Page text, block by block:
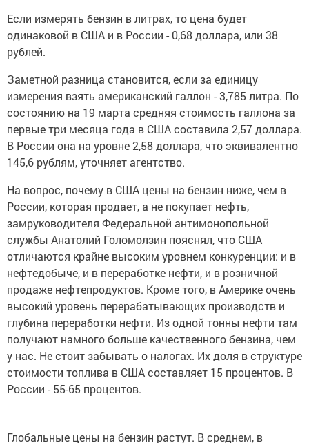
Если измерять бензин в литрах, то цена будет
одинаковой в США и в России - 0,68 доллара, или 38
рублей.
Заметной разница становится, если за единицу
измерения взять американский галлон - 3,785 литра. По
состоянию на 19 марта средняя стоимость галлона за
первые три месяца года в США составила 2,57 доллара.
В России она на уровне 2,58 доллара, что эквивалентно
145,6 рублям, уточняет агентство.
На вопрос, почему в США цены на бензин ниже, чем в
России, которая продает, а не покупает нефть,
замруководителя Федеральной антимонопольной
службы Анатолий Голомолзин пояснял, что США
отличаются крайне высоким уровнем конкуренции: и в
нефтедобыче, и в переработке нефти, и в розничной
продаже нефтепродуктов. Кроме того, в Америке очень
высокий уровень перерабатывающих производств и
глубина переработки нефти. Из одной тонны нефти там
получают намного больше качественного бензина, чем
у нас. Не стоит забывать о налогах. Их доля в структуре
стоимости топлива в США составляет 15 процентов. В
России - 55-65 процентов.
Глобальные цены на бензин растут. В среднем, в